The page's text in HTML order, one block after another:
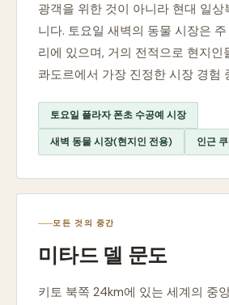
광객을 위한 것이 아니라 현대 일상
니다. 토요일 새벽의 동물 시장은 주
리에 있으며, 거의 전적으로 현지인
콰도르에서 가장 진정한 시장 경험
토요일 플라자 폰초 수공예 시장
새벽 동물 시장(현지인 전용) 인근
모든 것의 중간
미타드 델 문도
키토 북쪽 24km에 있는 세계의 중앙